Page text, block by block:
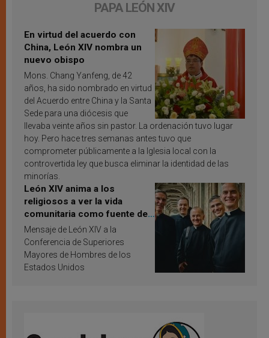
PAPA LEÓN XIV
En virtud del acuerdo con
China, León XIV nombra un
nuevo obispo
Mons. Chang Yanfeng, de 42
años, ha sido nombrado en virtud
del Acuerdo entre China y la Santa
Sede para una diócesis que
llevaba veinte años sin pastor. La ordenación tuvo lugar
hoy. Pero hace tres semanas antes tuvo que
comprometer públicamente a la Iglesia local con la
controvertida ley que busca eliminar la identidad de las
minorías.
León XIV anima a los
religiosos a ver la vida
comunitaria como fuente de
inspiración y santificación
Mensaje de León XIV a la
Conferencia de Superiores
Mayores de Hombres de los
Estados Unidos